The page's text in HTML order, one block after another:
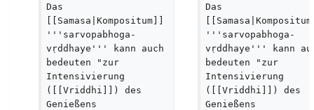
Das
[[Samasa|Kompositum]]
'''sarvopabhoga-
vṛddhaye''' kann auch
bedeuten "zur
Intensivierung
([[Vriddhi]]) des
Genießens
Das
'''sarvopabhoga-
vṛddhaye''' kann
bedeuten "zur
Intensivierung
([[Vriddhi]]) des
Genießens